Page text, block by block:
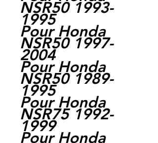
NSR50 1993-
1995
Pour Honda
NSR50 1997-
2004
Pour Honda
NSR50 1989-
1995
Pour Honda
NSR75 1992-
1999
Pour Honda